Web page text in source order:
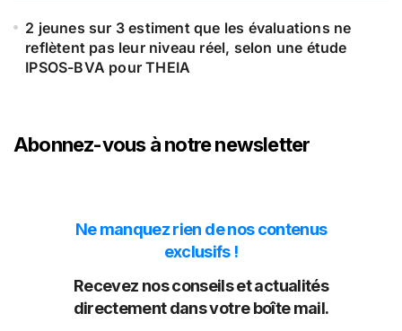
2 jeunes sur 3 estiment que les évaluations ne
reflètent pas leur niveau réel, selon une étude
IPSOS-BVA pour THEIA
Abonnez-vous à notre newsletter
Ne manquez rien de nos contenus
exclusifs !
Recevez nos conseils et actualités
directement dans votre boîte mail.